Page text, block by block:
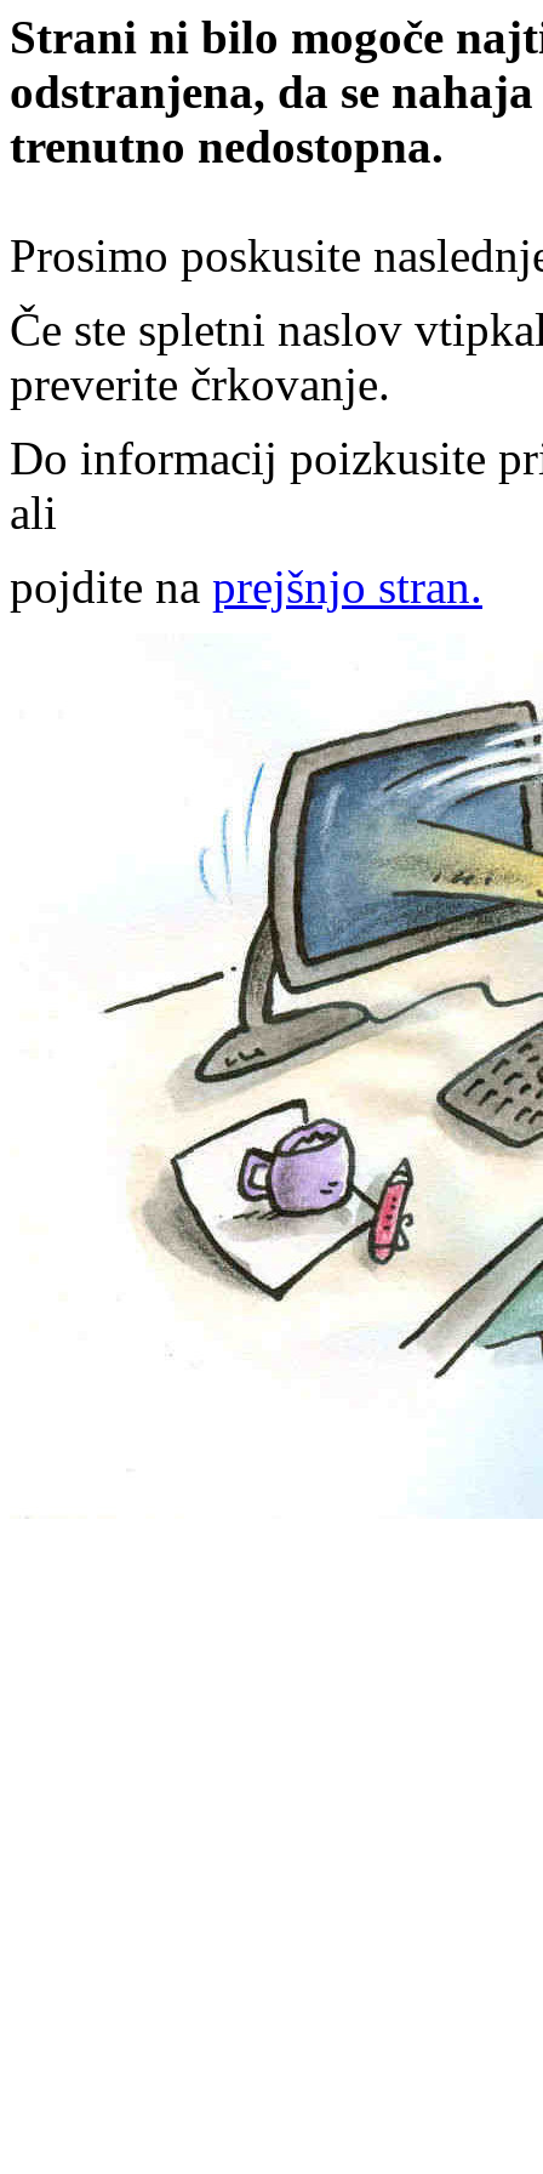
Strani ni bilo mogoče
odstranjena, da se
trenutno nedostopna.
Prosimo poskusite
Če ste spletni naslov
preverite črkovanje.
Do informacij poizkusite
ali
pojdite na prejšnjo stran.